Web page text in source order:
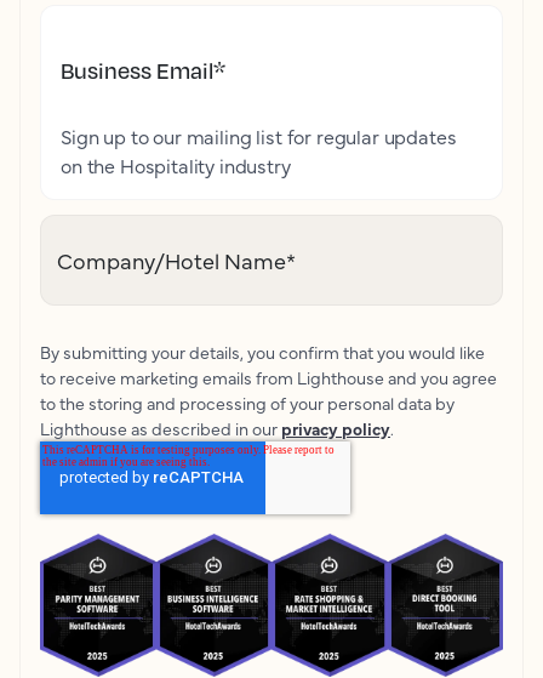
Business Email*
Sign up to our mailing list for regular updates
on the Hospitality industry
Company/Hotel Name*
By submitting your details, you confirm that you would like
to receive marketing emails from Lighthouse and you agree
to the storing and processing of your personal data by
Lighthouse as described in our privacy policy.